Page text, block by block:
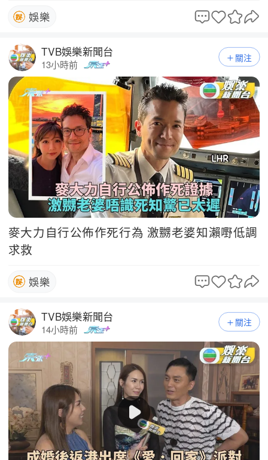
娛樂
TVB娛樂新聞台
13小時前
關注
麥大力自行公佈作死行為 激嬲老婆知瀨嘢低調
求救
娛樂
TVB娛樂新聞台
14小時前
關注